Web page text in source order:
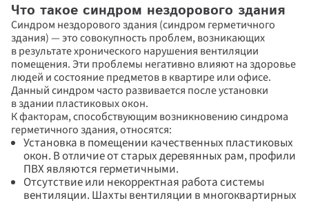
Что такое синдром нездорового здания
Синдром нездорового здания (синдром герметичного
здания) — это совокупность проблем, возникающих
в результате хронического нарушения вентиляции
помещения. Эти проблемы негативно влияют на здоровье
людей и состояние предметов в квартире или офисе.
Данный синдром часто развивается после установки
в здании пластиковых окон.
К факторам, способствующим возникновению синдрома
герметичного здания, относятся:
Установка в помещении качественных пластиковых
окон. В отличие от старых деревянных рам, профили
ПВХ являются герметичными.
Отсутствие или некорректная работа системы
вентиляции. Шахты вентиляции в многоквартирных